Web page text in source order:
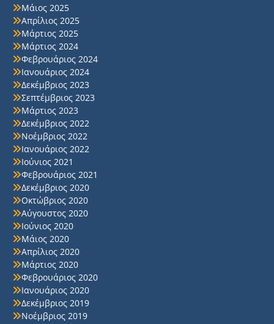
Μάιος 2025
Απρίλιος 2025
Μάρτιος 2025
Μάρτιος 2024
Φεβρουάριος 2024
Ιανουάριος 2024
Δεκέμβριος 2023
Σεπτέμβριος 2023
Μάρτιος 2023
Δεκέμβριος 2022
Νοέμβριος 2022
Ιανουάριος 2022
Ιούνιος 2021
Φεβρουάριος 2021
Δεκέμβριος 2020
Οκτώβριος 2020
Αύγουστος 2020
Ιούνιος 2020
Μάιος 2020
Απρίλιος 2020
Μάρτιος 2020
Φεβρουάριος 2020
Ιανουάριος 2020
Δεκέμβριος 2019
Νοέμβριος 2019